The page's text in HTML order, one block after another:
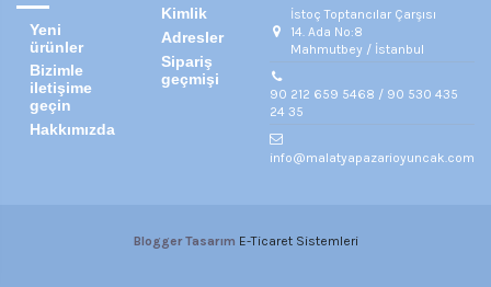
Yeni
ürünler
Bizimle
iletişime
geçin
Hakkımızda
Kimlik
Adresler
Sipariş
geçmişi
İstoç Toptancılar Çarşısı
14. Ada No:8
Mahmutbey / İstanbul
90 212 659 5468 / 90 530 435
24 35
info@malatyapazarioyuncak.com
Blogger Tasarım E-Ticaret Sistemleri